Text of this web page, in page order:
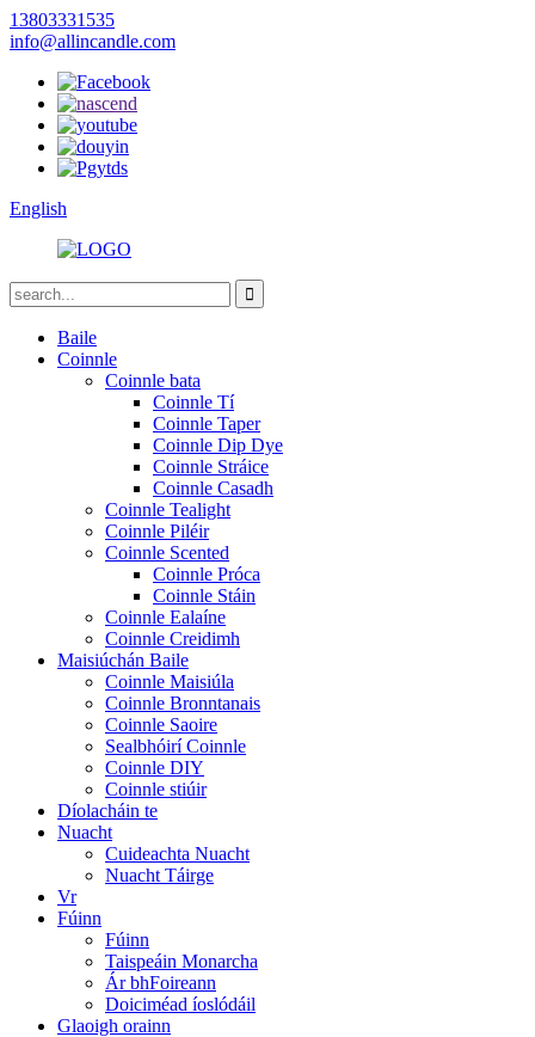
13803331535
info@allincandle.com
English
Baile
Coinnle
Coinnle bata
Coinnle Tí
Coinnle Taper
Coinnle Dip Dye
Coinnle Stráice
Coinnle Casadh
Coinnle Tealight
Coinnle Piléir
Coinnle Scented
Coinnle Próca
Coinnle Stáin
Coinnle Ealaíne
Coinnle Creidimh
Maisiúchán Baile
Coinnle Maisiúla
Coinnle Bronntanais
Coinnle Saoire
Sealbhóirí Coinnle
Coinnle DIY
Coinnle stiúir
Díolacháin te
Nuacht
Cuideachta Nuacht
Nuacht Táirge
Vr
Fúinn
Fúinn
Taispeáin Monarcha
Ár bhFoireann
Doiciméad íoslódáil
Glaoigh orainn